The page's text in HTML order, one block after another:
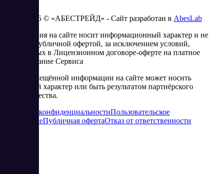
2023 - 2026 © «АБЕСТРЕЙД» - Сайт разработан в AbesLab
Информация на сайте носит информационный характер и не
является публичной офертой, за исключением условий,
изложенных в Лицензионном договоре-оферте на платное
использование Сервиса
Часть размещённой информации на сайте может носить
рекламный характер или быть результатом партнёрского
сотрудничества.
Политика конфиденциальностиПользовательское
соглашениеПубличная офертаОтказ от ответственности